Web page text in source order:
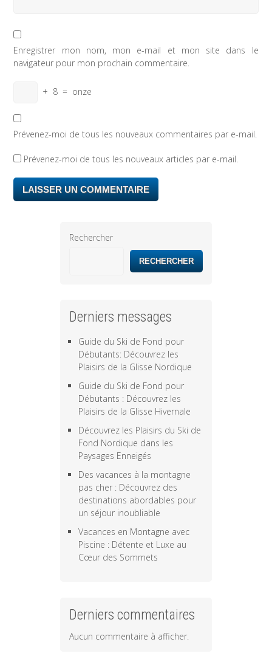
Enregistrer mon nom, mon e-mail et mon site dans le
navigateur pour mon prochain commentaire.
+ 8 = onze
Prévenez-moi de tous les nouveaux commentaires par e-mail.
Prévenez-moi de tous les nouveaux articles par e-mail.
Rechercher
RECHERCHER
Derniers messages
Guide du Ski de Fond pour
Débutants: Découvrez les
Plaisirs de la Glisse Nordique
Guide du Ski de Fond pour
Débutants : Découvrez les
Plaisirs de la Glisse Hivernale
Découvrez les Plaisirs du Ski de
Fond Nordique dans les
Paysages Enneigés
Des vacances à la montagne
pas cher : Découvrez des
destinations abordables pour
un séjour inoubliable
Vacances en Montagne avec
Piscine : Détente et Luxe au
Cœur des Sommets
Derniers commentaires
Aucun commentaire à afficher.